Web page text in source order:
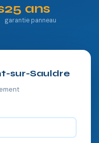
25 ans
garantie panneau
sur-Sauldre